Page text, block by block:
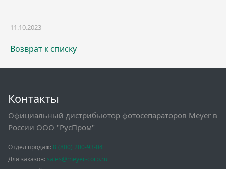
11.10.2023
Возврат к списку
Контакты
Официальный дистрибьютор фотосепараторов Meyer в
России ООО "РусПром"
Отдел продаж: 8 (800) 200-93-04
Для заказов: sales@meyer-corp.ru